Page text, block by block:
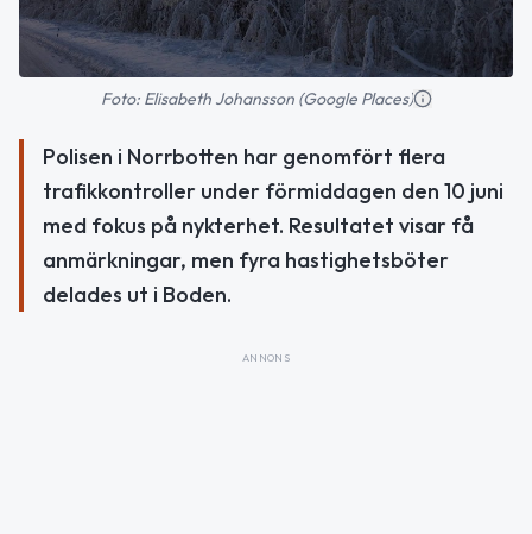
Foto: Elisabeth Johansson (Google Places)
Polisen i Norrbotten har genomfört flera
trafikkontroller under förmiddagen den 10 juni
med fokus på nykterhet. Resultatet visar få
anmärkningar, men fyra hastighetsböter
delades ut i Boden.
ANNONS